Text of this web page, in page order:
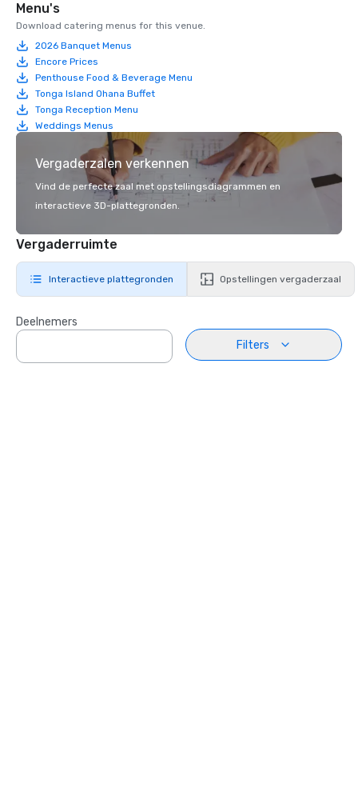
Menu's
Download catering menus for this venue.
2026 Banquet Menus
Encore Prices
Penthouse Food & Beverage Menu
Tonga Island Ohana Buffet
Tonga Reception Menu
Weddings Menus
Vergaderzalen verkennen
Vind de perfecte zaal met opstellingsdiagrammen en
interactieve 3D-plattegronden.
Vergaderruimte
Interactieve plattegronden Opstellingen vergaderzaal
Deelnemers
Filters